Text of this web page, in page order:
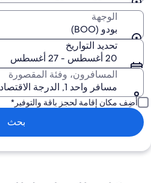
الوجهة
بودو (BOO)
تحديد التواريخ
20 أغسطس - 27 أغسطس
المسافرون، وفئة المقصورة
مسافر واحد 1, الدرجة الاقتصادية
أضِف مكان إقامة لحجز باقة والتوفير*
بحث